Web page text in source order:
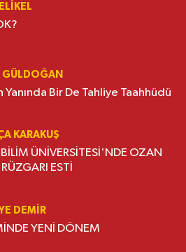
GÜLDOĞAN
Yanında Bir De Tahliye Taahhüdü
KARAKUŞ
ÜNİVERSİTESİ'NDE OZAN
ESTİ
DEMIR
YENİ DÖNEM